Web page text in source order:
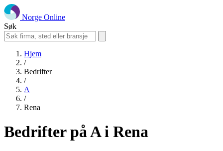
Norge Online
Søk
Hjem
/
Bedrifter
/
A
/
Rena
Bedrifter på A i Rena